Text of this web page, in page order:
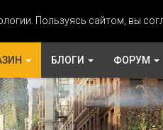
Пользуясь сайтом, вы
БЛОГИ ФОРУМ